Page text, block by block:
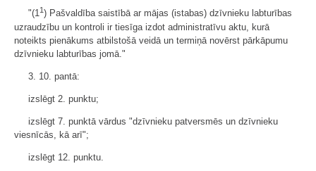
"(11 ) Pašvaldība saistībā ar mājas (istabas) dzīvnieku labturības
uzraudzību un kontroli ir tiesīga izdot administratīvu aktu, kurā
noteikts pienākums atbilstošā veidā un termiņā novērst pārkāpumu
dzīvnieku labturības jomā."
3. 10. pantā:
izslēgt 2. punktu;
izslēgt 7. punktā vārdus "dzīvnieku patversmēs un dzīvnieku
viesnīcās, kā arī";
izslēgt 12. punktu.